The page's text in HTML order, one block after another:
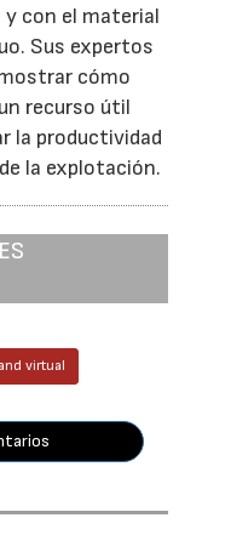
y con el material
Sus expertos
cómo
recurso útil
la productividad
la explotación.
virtual